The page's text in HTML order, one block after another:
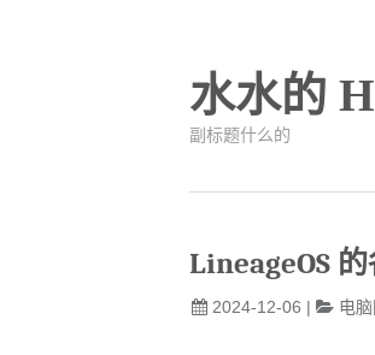
水水的
副标题什么的
LineageOS
2024-12-06 | 电